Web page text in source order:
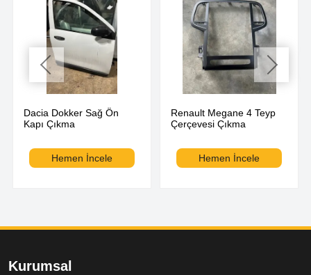
Dacia Dokker Sağ Ön
Kapı Çıkma
Hemen İncele
Renault Megane 4 Teyp
Çerçevesi Çıkma
Hemen İncele
Kurumsal